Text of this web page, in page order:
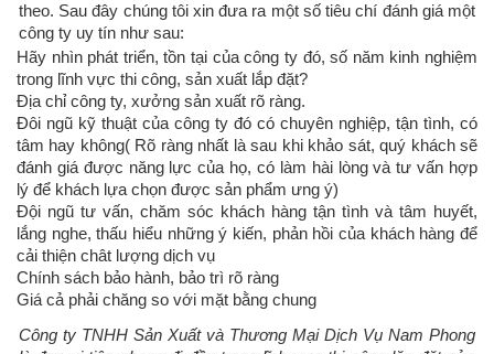
theo. Sau đây chúng tôi xin đưa ra một số tiêu chí đánh giá một
công ty uy tín như sau:
Hãy nhìn phát triển, tồn tại của công ty đó, số năm kinh nghiệm
trong lĩnh vực thi công, sản xuất lắp đặt?
Địa chỉ công ty, xưởng sản xuất rõ ràng.
Đôi ngũ kỹ thuật của công ty đó có chuyên nghiệp, tận tình, có
tâm hay không( Rõ ràng nhất là sau khi khảo sát, quý khách sẽ
đánh giá được năng lực của họ, có làm hài lòng và tư vấn hợp
lý để khách lựa chọn được sản phẩm ưng ý)
Đội ngũ tư vấn, chăm sóc khách hàng tận tình và tâm huyết,
lắng nghe, thấu hiểu những ý kiến, phản hồi của khách hàng để
cải thiện chât lượng dịch vụ
Chính sách bảo hành, bảo trì rõ ràng
Giá cả phải chăng so với mặt bằng chung
Công ty TNHH Sản Xuất và Thương Mại Dịch Vụ Nam Phong